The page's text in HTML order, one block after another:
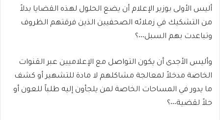
أليس الأولى بوزير الإعلام أن يضع الحلول لهذه القضايا بدلاً
من التشكيك في زملائه الصحفيين الذين فرقتهم الظروف
وتباعدت بهم السبل٠٠٠؟
وأليس الأجدى أن يكون التواصل مع الإعلاميين عبر القنوات
الخاصة مدخلاً لمعالجة مشاكلهم لا مادة للتشهير أو كشف
ما يدور في المساحات الخاصة لمن يلجأون إليه طلباً للعون أو
حلاً لقضية٠٠٠؟